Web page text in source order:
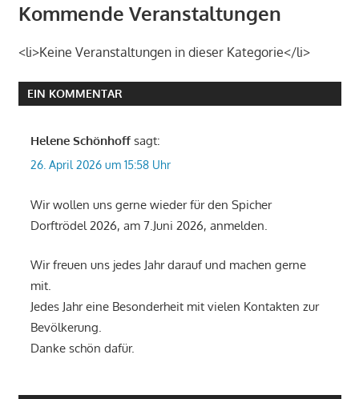
Kommende Veranstaltungen
<li>Keine Veranstaltungen in dieser Kategorie</li>
EIN KOMMENTAR
Helene Schönhoff sagt:
26. April 2026 um 15:58 Uhr
Wir wollen uns gerne wieder für den Spicher
Dorftrödel 2026, am 7.Juni 2026, anmelden.
Wir freuen uns jedes Jahr darauf und machen gerne
mit.
Jedes Jahr eine Besonderheit mit vielen Kontakten zur
Bevölkerung.
Danke schön dafür.